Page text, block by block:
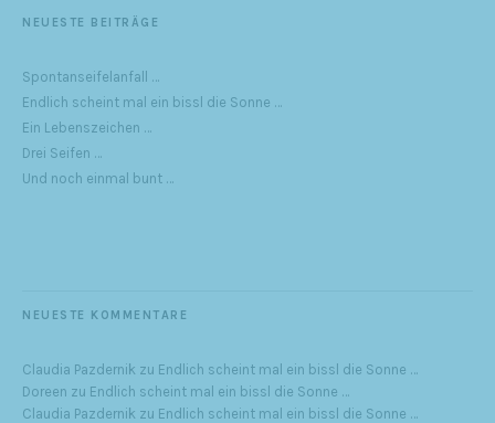
NEUESTE BEITRÄGE
Spontanseifelanfall …
Endlich scheint mal ein bissl die Sonne …
Ein Lebenszeichen …
Drei Seifen …
Und noch einmal bunt …
NEUESTE KOMMENTARE
Claudia Pazdernik zu Endlich scheint mal ein bissl die Sonne …
Doreen zu Endlich scheint mal ein bissl die Sonne …
Claudia Pazdernik zu Endlich scheint mal ein bissl die Sonne …